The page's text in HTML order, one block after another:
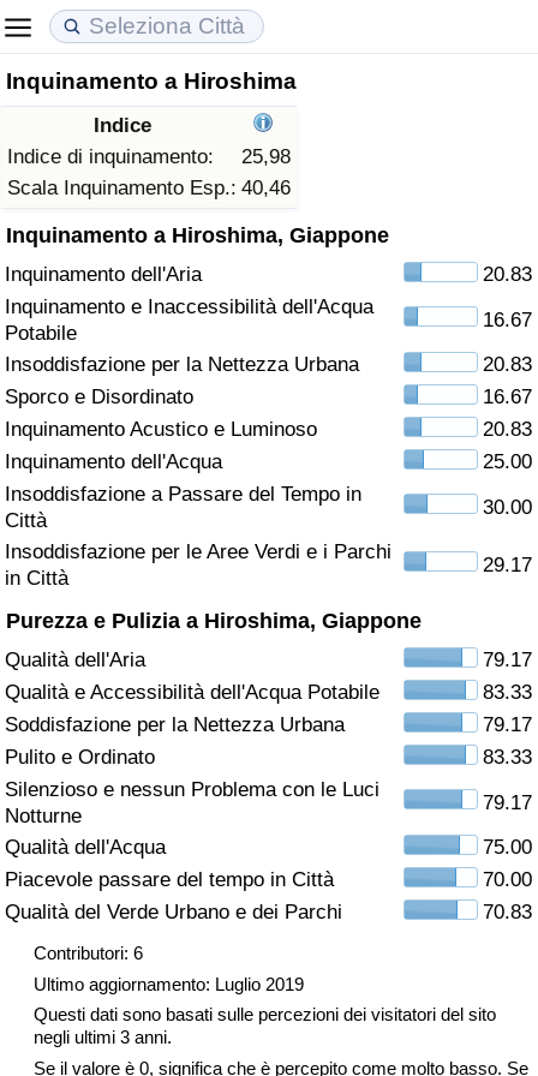
Inquinamento a Hiroshima
Indice
Indice di inquinamento:
25,98
Scala Inquinamento Esp.: 40,46
Inquinamento a Hiroshima, Giappone
Inquinamento dell'Aria
20.83
Inquinamento e Inaccessibilità dell'Acqua
Potabile
16.67
Insoddisfazione per la Nettezza Urbana
20.83
Sporco e Disordinato
16.67
Inquinamento Acustico e Luminoso
20.83
Inquinamento dell'Acqua
25.00
Insoddisfazione a Passare del Tempo in
Città
30.00
Insoddisfazione per le Aree Verdi e i Parchi
in Città
29.17
Purezza e Pulizia a Hiroshima, Giappone
Qualità dell'Aria
79.17
Qualità e Accessibilità dell'Acqua Potabile
83.33
Soddisfazione per la Nettezza Urbana
79.17
Pulito e Ordinato
83.33
Silenzioso e nessun Problema con le Luci
Notturne
79.17
Qualità dell'Acqua
75.00
Piacevole passare del tempo in Città
70.00
Qualità del Verde Urbano e dei Parchi
70.83
Contributori: 6
Ultimo aggiornamento: Luglio 2019
Questi dati sono basati sulle percezioni dei visitatori del sito
negli ultimi 3 anni.
Se il valore è 0, significa che è percepito come molto basso. Se
Costo della vita
Indice Del Costo Della Vita (corrente)
Indice Del Costo Della Vita
Indice del Costo della Vita per Nazione
ad Aqaba
Prezzi degli immobili
Indice del Prezzo delle Case (Corrente)
Indice del Prezzo delle Case
Indice del Prezzo delle Case per Nazione
Qualità della Vita
Indice della Qualità della Vita
Indice della Qualità della Vita (Corrente)
Indice della qualità della vita per Paese
Criminalità
Indice del Tasso di Criminalità (Corrente)
Indice della Criminalità
Indice di criminalità per paese
Assistenza Sanitaria
Indice dell’Assistenza Sanitaria
Indice dell’Assistenza Sanitaria per
Nazione
Inquinamento
Indice dell’Inquinamento (Corrente)
Indice di inquinamento
Indice dell’Inquinamento per Nazione